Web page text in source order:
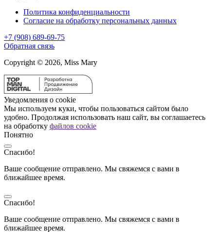
Политика конфиденциальности
Согласие на обработку персональных данных
+7 (908) 689-69-75
Обратная связь
Copyright © 2026, Miss Mary
Уведомления о cookie
Мы используем куки, чтобы пользоваться сайтом было
удобно. Продолжая использовать наш сайт, вы соглашаетесь
на обработку файлов cookie
Понятно
Спасибо!
Ваше сообщение отправлено. Мы свяжемся с вами в
ближайшее время.
Спасибо!
Ваше сообщение отправлено. Мы свяжемся с вами в
ближайшее время.